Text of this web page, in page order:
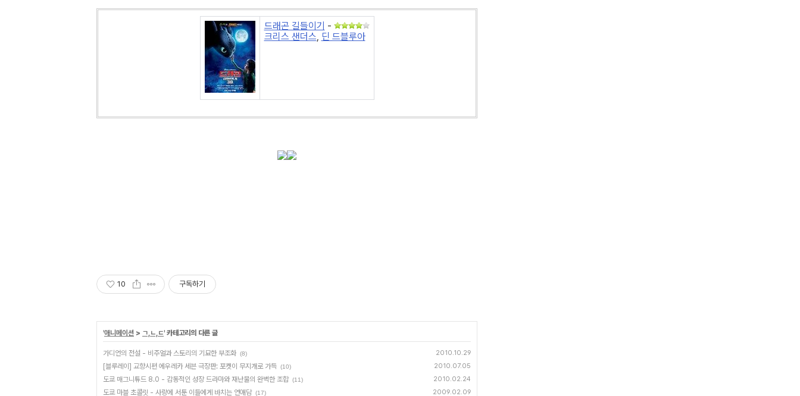
드래곤 길들이기 -
크리스 샌더스, 딘 드블루아
10 구독하기
'애니메이션 > ㄱ,ㄴ,ㄷ' 카테고리의 다른 글
가디언의 전설 - 비주얼과 스토리의 기묘한 부조화 (8) 2010.10.29
[블루레이] 교향시편 에우레카 세븐 극장판: 포켓이 무지개로 가득 (10) 2010.07.05
도쿄 매그니튜드 8.0 - 감동적인 성장 드라마와 재난물의 완벽한 조합 (11) 2010.02.24
도쿄 마블 초콜릿 - 사랑에 서툰 이들에게 바치는 연애담 (17) 2009.02.09